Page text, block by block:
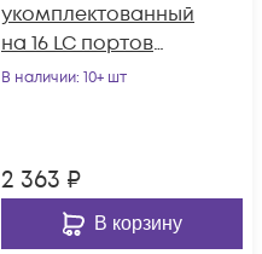
укомплектованный
на 16 LC портов
(комплект с
В наличии: 10+ шт
2 363 ₽
В корзину